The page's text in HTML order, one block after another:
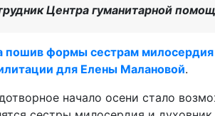
Центра гуманитарной
пошив формы сестрам милосердия
для Елены Малановой.
начало осени стало